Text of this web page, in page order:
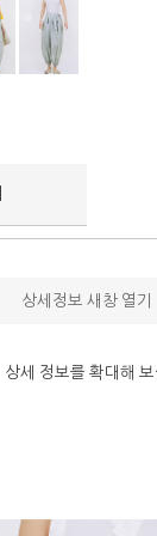
상세정보 새창 열기
상세 정보를 확대해